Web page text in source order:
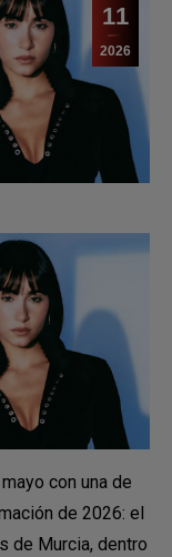
11
2026
con una de
de 2026: el
de Murcia, dentro